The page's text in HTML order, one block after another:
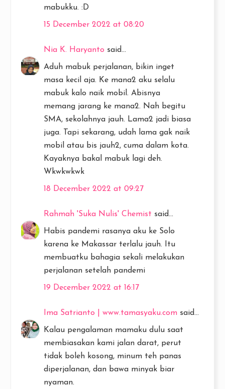
mabukku. :D
15 December 2022 at 08:20
Nia K. Haryanto said...
Aduh mabuk perjalanan, bikin inget
masa kecil aja. Ke mana2 aku selalu
mabuk kalo naik mobil. Abisnya
memang jarang ke mana2. Nah begitu
SMA, sekolahnya jauh. Lama2 jadi biasa
juga. Tapi sekarang, udah lama gak naik
mobil atau bis jauh2, cuma dalam kota.
Kayaknya bakal mabuk lagi deh.
Wkwkwkwk
18 December 2022 at 09:27
Rahmah 'Suka Nulis' Chemist said...
Habis pandemi rasanya aku ke Solo
karena ke Makassar terlalu jauh. Itu
membuatku bahagia sekali melakukan
perjalanan setelah pandemi
19 December 2022 at 16:17
Ima Satrianto | www.tamasyaku.com said...
Kalau pengalaman mamaku dulu saat
membiasakan kami jalan darat, perut
tidak boleh kosong, minum teh panas
diperjalanan, dan bawa minyak biar
nyaman.